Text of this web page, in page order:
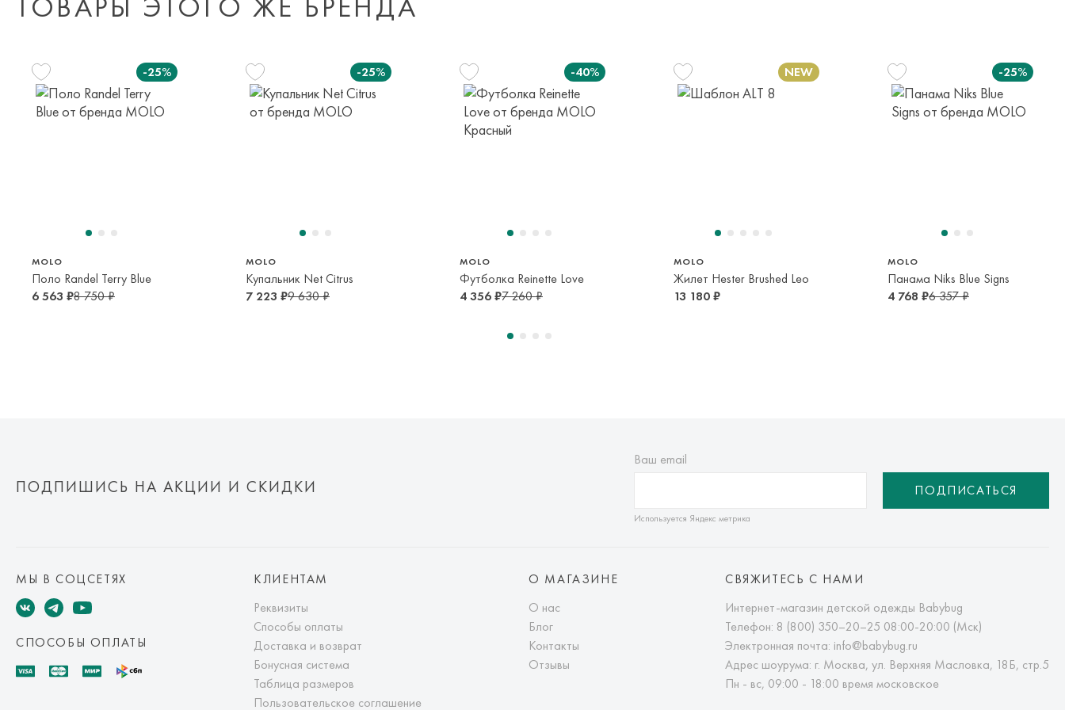
или в пункт самовывоза транспортной компании. Доставка осуществляется в
срок и по тарифам транспортной компании.
-25%
MOLO
Поло Randel Terry Blue
6 563 ₽8 750 ₽
-25%
MOLO
Купальник Net Citrus
7 223 ₽9 630 ₽
-40%
MOLO
Футболка Reinette Love
4 356 ₽7 260 ₽
MOLO
Жилет Hester Brushed Leo
13 180 ₽
-25%
MOLO
Панама Niks Blue Signs
4 768 ₽6 357 ₽
ПОДПИШИСЬ НА АКЦИИ И СКИДКИ
Ваш email
Используется Яндекс метрика
ПОДПИСАТЬСЯ
МЫ В СОЦСЕТЯХ
СПОСОБЫ ОПЛАТЫ
КЛИЕНТАМ
Реквизиты
Способы оплаты
Доставка и возврат
Бонусная система
Таблица размеров
Пользовательское соглашение
О МАГАЗИНЕ
О нас
Блог
Контакты
Отзывы
СВЯЖИТЕСЬ С НАМИ
Интернет-магазин детской одежды Babybug
Телефон: 8 (800) 350–20–25 08:00-20:00 (Мск)
Электронная почта: info@babybug.ru
Адрес шоурума: г. Москва, ул. Верхняя Масловка, 18Б, стр.5
Пн - вс, 09:00 - 18:00 время московское